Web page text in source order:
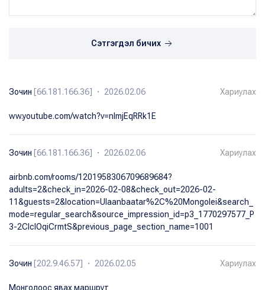
Сэтгэгдэл бичих
Зочин [66.181.166.36] ・ 2026.02.06 Хариулах
ww.youtube.com/watch?v=nlmjEqRRk1E
Зочин [66.181.166.36] ・ 2026.02.06 Хариулах
airbnb.com/rooms/1201958306709689684?
adults=2&check_in=2026-02-08&check_out=2026-02-
11&guests=2&location=Ulaanbaatar%2C%20Mongolei&search_
mode=regular_search&source_impression_id=p3_1770297577_P
3-2ClclOqiCrmtS&previous_page_section_name=1001
Зочин [202.9.46.57] ・ 2026.02.05 Хариулах
Монголоос явах маршрут